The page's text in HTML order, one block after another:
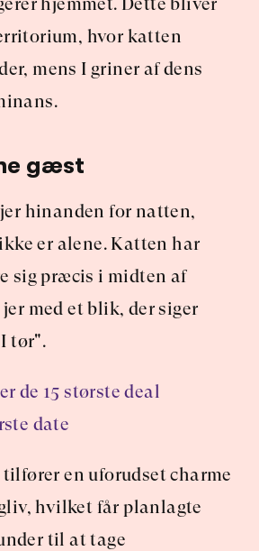
hvor katten
mens I griner af dens
gæst
hinanden for natten,
er alene. Katten har
sig præcis i midten af
jer med et blik, der siger
tør".
de 15 største deal
date
en uforudset charme
hvilket får planlagte
til at tage